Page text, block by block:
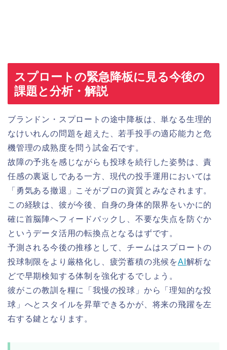
スプロートの緊急降板に見る今後の
課題と分析・解説
ブランドン・スプロートの途中降板は、単なる生理的
なけいれんの問題を超えた、若手投手の適応能力と危
機管理の成熟度を問う試金石です。
故障の予兆を感じながらも投球を続行した姿勢は、責
任感の裏返しである一方、現代の投手運用においては
「勇気ある撤退」こそがプロの資質とみなされます。
この経験は、彼が今後、自身の身体的限界をいかに的
確に首脳陣へフィードバックし、不要な失点を防ぐか
というデータ活用の転換点となるはずです。
予測される今後の推移として、チームはスプロートの
投球制限をより厳格化し、疲労蓄積の兆候をAI 解析な
どで早期検知する体制を強化するでしょう。
彼がこの教訓を糧に「我慢の投球」から「理知的な投
球」へとスタイルを昇華できるかが、将来の飛躍を左
右する鍵となります。